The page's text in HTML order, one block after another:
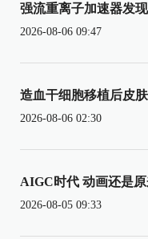
强流重离子加速器发
2026-08-06 09:47
造血干细胞移植后皮
2026-08-06 02:30
AIGC时代 动画还是
2026-08-05 09:33